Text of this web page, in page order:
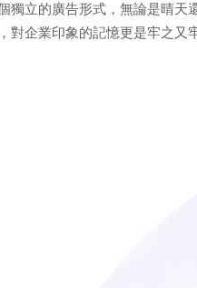
獨立的廣告形式，無論是晴天
對企業印象的記憶更是牢之又牢